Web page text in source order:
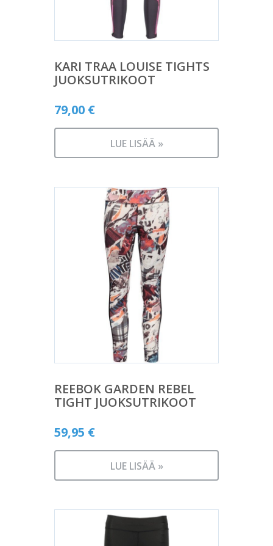
KARI TRAA LOUISE TIGHTS
JUOKSUTRIKOOT
79,00 €
LUE LISÄÄ »
REEBOK GARDEN REBEL
TIGHT JUOKSUTRIKOOT
59,95 €
LUE LISÄÄ »